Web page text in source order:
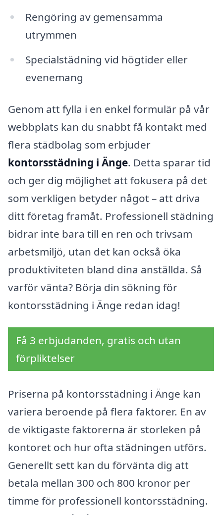
Rengöring av gemensamma
utrymmen
Specialstädning vid högtider eller
evenemang
Genom att fylla i en enkel formulär på vår
webbplats kan du snabbt få kontakt med
flera städbolag som erbjuder
kontorsstädning i Änge. Detta sparar tid
och ger dig möjlighet att fokusera på det
som verkligen betyder något – att driva
ditt företag framåt. Professionell städning
bidrar inte bara till en ren och trivsam
arbetsmiljö, utan det kan också öka
produktiviteten bland dina anställda. Så
varför vänta? Börja din sökning för
kontorsstädning i Änge redan idag!
Få 3 erbjudanden, gratis och utan
förpliktelser
Priserna på kontorsstädning i Änge kan
variera beroende på flera faktorer. En av
de viktigaste faktorerna är storleken på
kontoret och hur ofta städningen utförs.
Generellt sett kan du förvänta dig att
betala mellan 300 och 800 kronor per
timme för professionell kontorsstädning.